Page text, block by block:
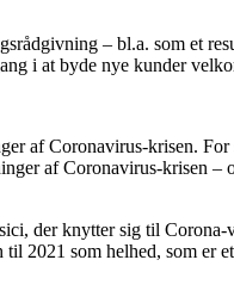
– bl.a. som et
i at byde nye kunder
af Coronavirus-krisen.
af Coronavirus-krisen
der knytter sig til
2021 som helhed, som er